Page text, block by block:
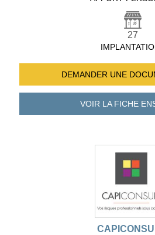
27
DEMANDER UNE
VOIR LA FICHE